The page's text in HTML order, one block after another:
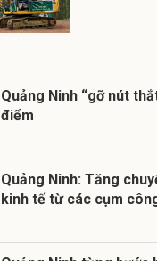
Quảng Ninh “gỡ nút
điểm
Quảng Ninh: Tăng
kinh tế từ các cụm